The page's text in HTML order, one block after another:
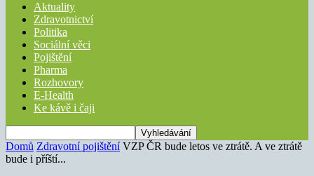
Aktuality
Zdravotnictví
Politika
Sociální věci
Pojištění
Pharma
Rozhovory
E-Health
Ke kávě i čaji
Domů Zdravotní pojištění VZP ČR bude letos ve ztrátě. A ve ztrátě
bude i příští...